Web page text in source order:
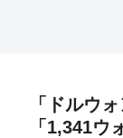
「ドルウ
「1,341ウ